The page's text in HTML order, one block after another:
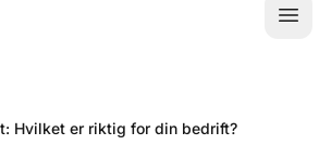
Hvilket er riktig for din bedrift?